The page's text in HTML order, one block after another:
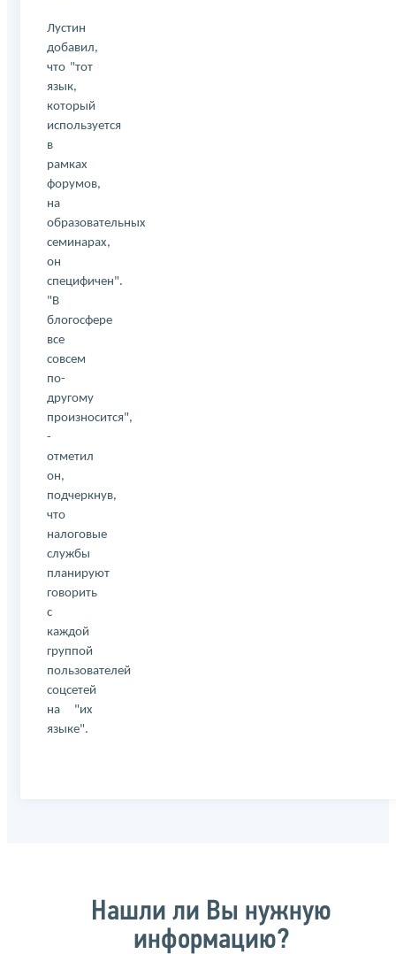
Лустин
добавил,
что "тот
язык,
который
используется
в
рамках
форумов,
на
образовательных
семинарах,
он
специфичен".
"В
блогосфере
все
совсем
по-
другому
произносится",
-
отметил
он,
подчеркнув,
что
налоговые
службы
планируют
говорить
с
каждой
группой
пользователей
соцсетей
на "их
языке".
Нашли ли Вы нужную
информацию?